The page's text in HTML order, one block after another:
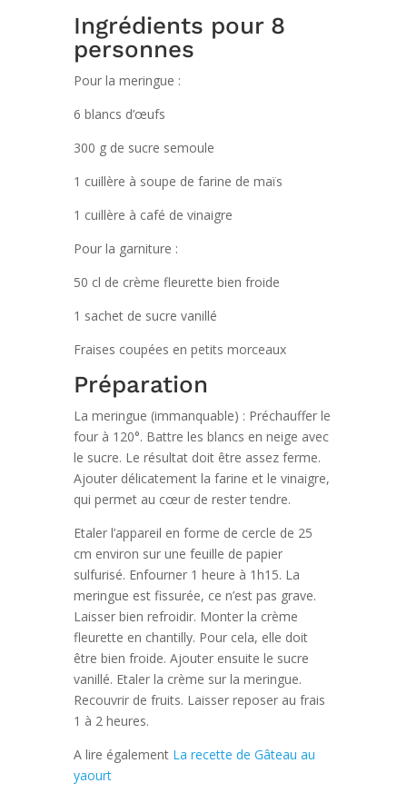
Ingrédients pour 8
personnes
Pour la meringue :
6 blancs d’œufs
300 g de sucre semoule
1 cuillère à soupe de farine de maïs
1 cuillère à café de vinaigre
Pour la garniture :
50 cl de crème fleurette bien froide
1 sachet de sucre vanillé
Fraises coupées en petits morceaux
Préparation
La meringue (immanquable) : Préchauffer le
four à 120°. Battre les blancs en neige avec
le sucre. Le résultat doit être assez ferme.
Ajouter délicatement la farine et le vinaigre,
qui permet au cœur de rester tendre.
Etaler l’appareil en forme de cercle de 25
cm environ sur une feuille de papier
sulfurisé. Enfourner 1 heure à 1h15. La
meringue est fissurée, ce n’est pas grave.
Laisser bien refroidir. Monter la crème
fleurette en chantilly. Pour cela, elle doit
être bien froide. Ajouter ensuite le sucre
vanillé. Etaler la crème sur la meringue.
Recouvrir de fruits. Laisser reposer au frais
1 à 2 heures.
A lire également La recette de Gâteau au
yaourt